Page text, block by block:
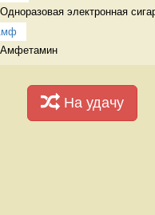
Одноразовая электронная
Амфетамин
На удачу